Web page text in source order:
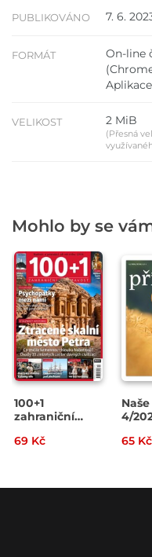
PUBLIKOVÁNO 7. 6.
FORMÁT
On-line
Aplikace
VELIKOST 2 MiB
(Přesná
Mohlo by se
100+1
zahraniční
14/2026
69 Kč
4/
65 Kč